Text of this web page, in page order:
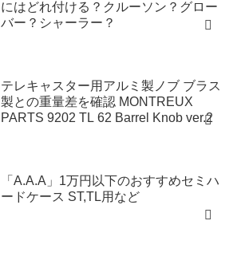
にはどれ付ける？クルーソン？グロー
バー？シャーラー？
テレキャスター用アルミ製ノブ ブラス
製との重量差を確認 MONTREUX
PARTS 9202 TL 62 Barrel Knob ver.2
「A.A.A」1万円以下のおすすめセミハ
ードケース ST,TL用など